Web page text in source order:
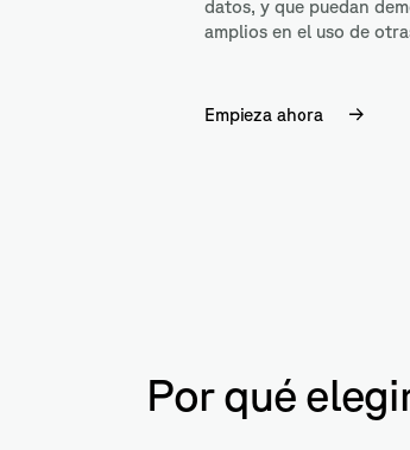
datos, y que puedan
amplios en el uso de
Empieza ahora
Por qué